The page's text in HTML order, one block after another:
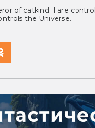
of catkind. I are
the Universe.